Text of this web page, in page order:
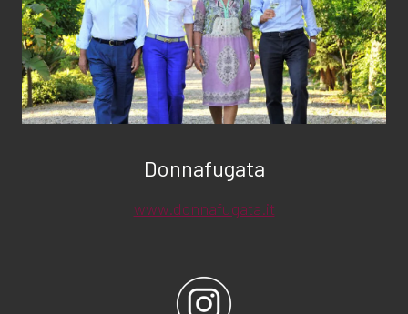
Donnafugata
www.donnafugata.it